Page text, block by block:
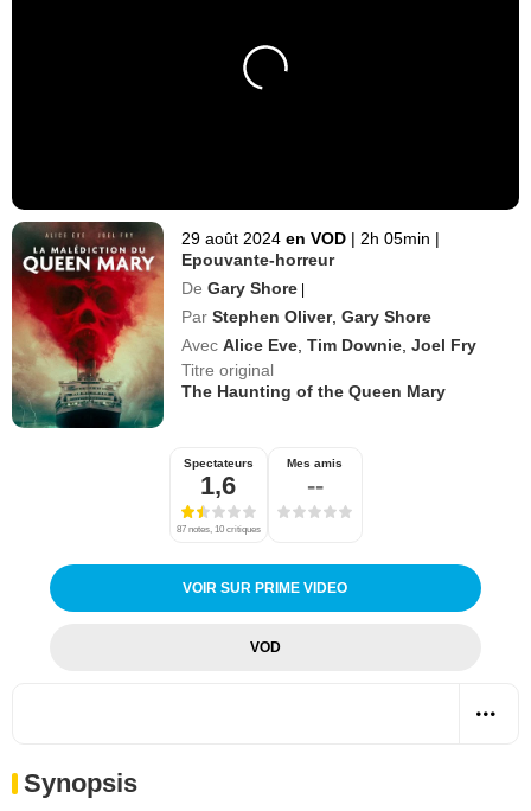
29 août 2024 en VOD | 2h 05min |
Epouvante-horreur
De Gary Shore |
Par Stephen Oliver,Gary Shore
Avec Alice Eve ,Tim Downie ,Joel Fry
Titre original
The Haunting of the Queen Mary
Spectateurs
1,6
87 notes, 10 critiques
Mes amis
--
VOIR SUR PRIME VIDEO
VOD
Synopsis